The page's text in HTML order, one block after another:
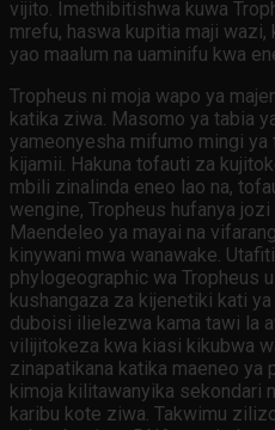
vijito. Imethibitishwa kuwa
mrefu, haswa kupitia maji
yao maalum na uaminifu kwa
Tropheus ni moja wapo ya
katika ziwa. Masomo ya tabia
yameonyesha mifumo mingi ya
kijamii. Hakuna tofauti za
mbili zinalinda eneo lao na,
wengine, Tropheus hufanya
Maendeleo ya mayai na
kinywani mwa wanawake.
phylogeographic wa Tropheus
kushangaza za kijenetiki kati
duboisi ilielezwa kama tawi la
vilijitokeza kwa kiasi kikubwa
zinapatikana katika maeneo ya
kimoja kilitawanyika sekondari
karibu kote ziwa. Takwimu